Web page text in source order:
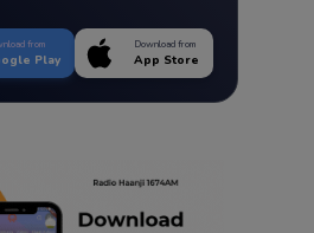
from
Play
Download from
App Store